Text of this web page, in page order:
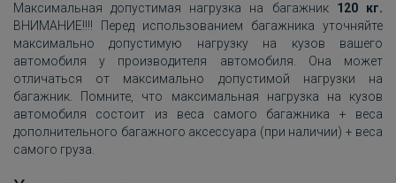
Максимальная допустимая нагрузка на багажник 120 кг.
ВНИМАНИЕ!!!! Перед использованием багажника уточняйте
максимально допустимую нагрузку на кузов вашего
автомобиля у производителя автомобиля. Она может
отличаться от максимально допустимой нагрузки на
багажник. Помните, что максимальная нагрузка на кузов
автомобиля состоит из веса самого багажника + веса
дополнительного багажного аксессуара (при наличии) + веса
самого груза.